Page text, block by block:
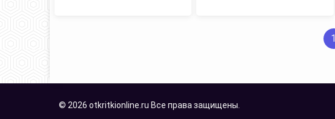
1
© 2026 otkritkionline.ru Все права защищены.